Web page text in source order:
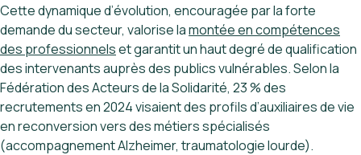
Cette dynamique d’évolution, encouragée par la forte
demande du secteur, valorise lamontée en compétences
des professionnelset garantit un haut degré de qualification
des intervenants auprès des publics vulnérables. Selon la
Fédération des Acteurs de la Solidarité, 23 % des
recrutements en 2024 visaient des profils d’auxiliaires de vie
en reconversion vers des métiers spécialisés
(accompagnement Alzheimer, traumatologie lourde).